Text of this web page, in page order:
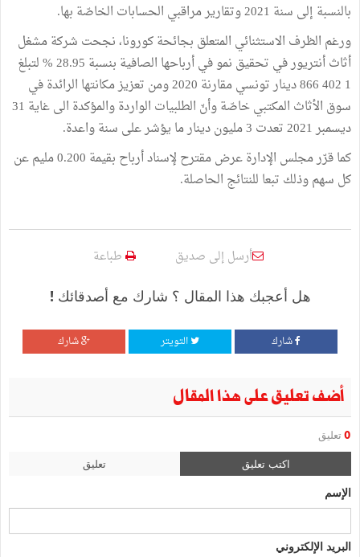
بالنسبة إلى سنة 2021 وتقارير مراقبي الحسابات الخاصّة بها.
ورغم الظرف الاستثنائي المتعلق بجائحة كورونا، نجحت شركة مشغل
أثاث أنتريور في تحقيق نمو في أرباحها الصافية بنسبة 28.95 % لتبلغ
1 402 866 دينار تونسي مقارنة 2020 ومن تعزيز مكانتها الرائدة في
سوق الأثاث المكتبي خاصّة وأنّ الطلبيات الواردة والمؤكدة الى غاية 31
ديسمبر 2021 تعدت 3 مليون دينار ما يؤشر على سنة واعدة.
كما قرّر مجلس الإدارة عرض مقترح لإسناد أرباح بقيمة 0.200 مليم عن
كل سهم وذلك تبعا للنتائج الحاصلة.
أرسل إلى صديق طباعة
هل أعجبك هذا المقال ؟ شارك مع أصدقائك !
شارك التويتر شارك
أضف تعليق على هذا المقال
0 تعليق
اكتب تعليق تعليق
الإسم
البريد الإلكتروني